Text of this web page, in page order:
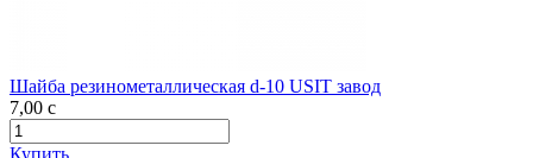
Шайба резинометаллическая d-10 USIT завод
7,00 c